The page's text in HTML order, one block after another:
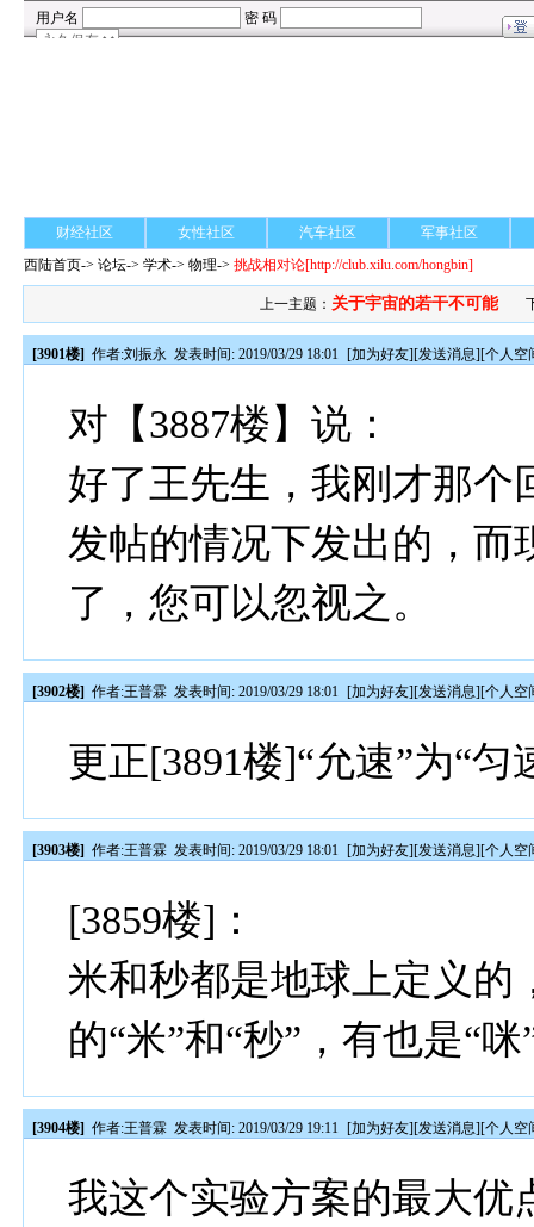
财经社区 女性社区 汽车社区
军事社区
西陆首页->论坛->学术-> 物理->挑战相对论[http://club.xilu.com/hongbin]
上一主题： 关于宇宙的若干不可能
[3901楼] 作者:刘振永 发表时间: 2019/03/29 18:01 [加为好友][发送消息][个人空
对【3887楼】说：
好了王先生，我刚才那个
发帖的情况下发出的，而
了，您可以忽视之。
[3902楼] 作者:王普霖 发表时间: 2019/03/29 18:01 [加为好友][发送消息][个人空
更正[3891楼]“允速”为“匀
[3903楼] 作者:王普霖 发表时间: 2019/03/29 18:01 [加为好友][发送消息][个人空
[3859楼]：
米和秒都是地球上定义的
的“米”和“秒”，有也是“咪
[3904楼] 作者:王普霖 发表时间: 2019/03/29 19:11 [加为好友][发送消息][个人空
我这个实验方案的最大优